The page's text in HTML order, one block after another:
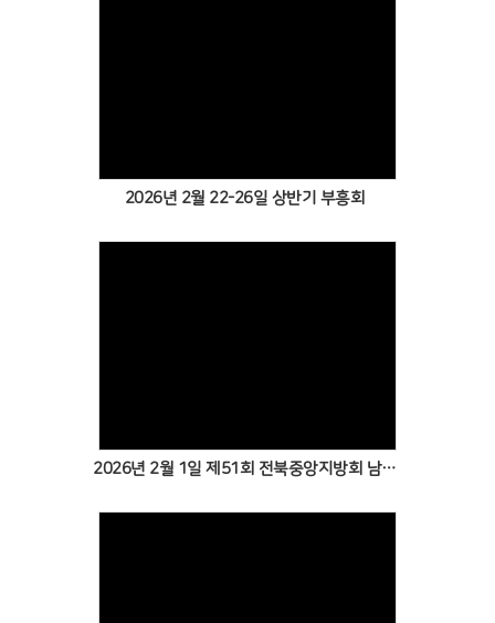
2026년 2월 22-26일 상반기 부흥회
2026년 2월 1일 제51회 전북중앙지방회 남전도회 정기총회